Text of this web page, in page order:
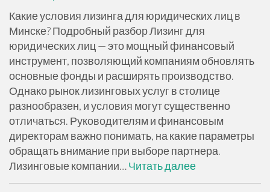
Какие условия лизинга для юридических лиц в
Минске? Подробный разбор Лизинг для
юридических лиц — это мощный финансовый
инструмент, позволяющий компаниям обновлять
основные фонды и расширять производство.
Однако рынок лизинговых услуг в столице
разнообразен, и условия могут существенно
отличаться. Руководителям и финансовым
директорам важно понимать, на какие параметры
обращать внимание при выборе партнера.
Лизинговые компании…Читать далее